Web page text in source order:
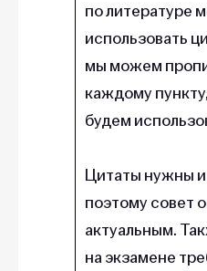
по литературе
использовать
мы можем
каждому
будем
Цитаты нужны и
поэтому совет
актуальным.
на экзамене